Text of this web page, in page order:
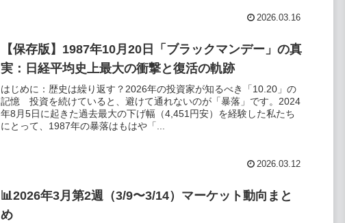
2026.03.16
【保存版】1987年10月20日「ブラックマンデー」の真
実：日経平均史上最大の衝撃と復活の軌跡
はじめに：歴史は繰り返す？2026年の投資家が知るべき「10.20」の
記憶 投資を続けていると、避けて通れないのが「暴落」です。2024
年8月5日に起きた過去最大の下げ幅（4,451円安）を経験した私たち
にとって、1987年の暴落はもはや「...
2026.03.12
📊2026年3月第2週（3/9〜3/14）マーケット動向まと
め